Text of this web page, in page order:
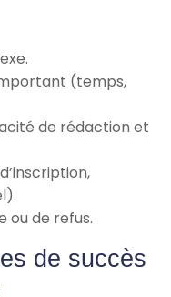
(temps,
de rédaction et
ou de refus.
de succès